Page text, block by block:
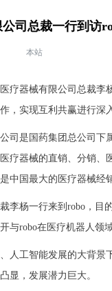
司总裁一行到访
本站
疗器械有限公司总裁李
，实现互利共赢进行深
司是国药集团总公司下
疗器械的直销、分销
中国最大的医疗器械经
李杨一行来到robo，目
与robo在医疗机器人领
人工智能发展的大背景
显，发展潜力巨大。